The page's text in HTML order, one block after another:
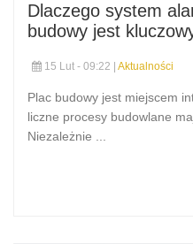
Dlaczego system
budowy jest
15 Lut - 09:22 | Aktualności
Plac budowy jest miejscem
liczne procesy budowlane
Niezależnie ...